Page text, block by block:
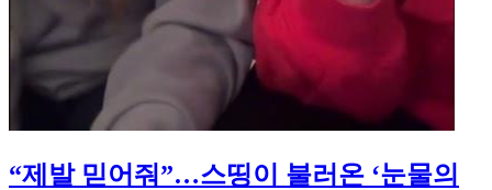
“제발 믿어줘”…스띵이 불러온 ‘눈물의